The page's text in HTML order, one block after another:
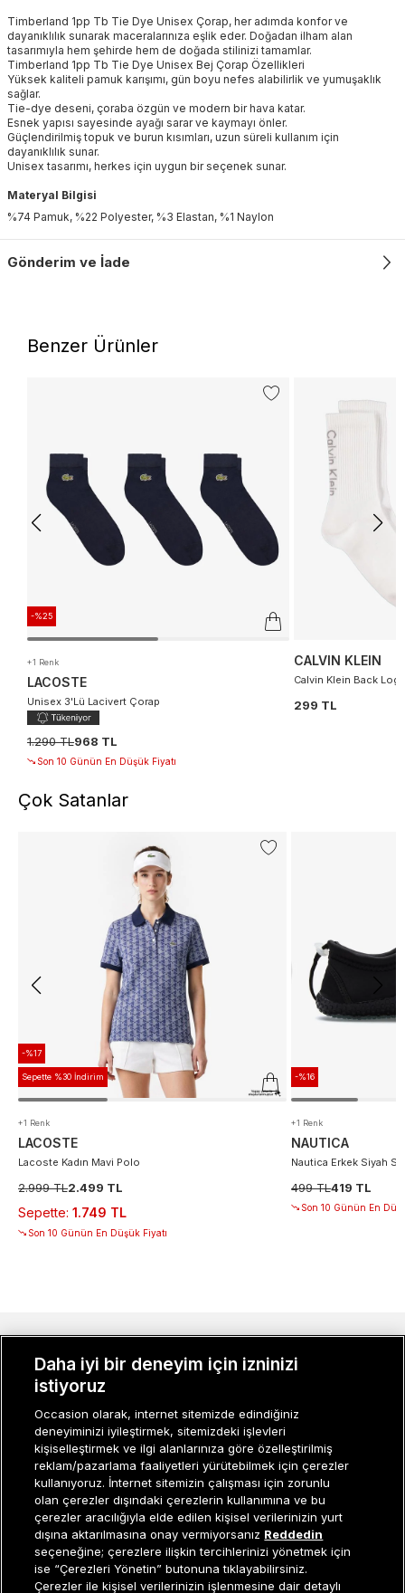
Timberland 1pp Tb Tie Dye Unisex Çorap, her adımda konfor ve
dayanıklılık sunarak maceralarınıza eşlik eder. Doğadan ilham alan
tasarımıyla hem şehirde hem de doğada stilinizi tamamlar.
Timberland 1pp Tb Tie Dye Unisex Bej Çorap Özellikleri
Yüksek kaliteli pamuk karışımı, gün boyu nefes alabilirlik ve yumuşaklık
sağlar.
Tie-dye deseni, çoraba özgün ve modern bir hava katar.
Esnek yapısı sayesinde ayağı sarar ve kaymayı önler.
Güçlendirilmiş topuk ve burun kısımları, uzun süreli kullanım için
dayanıklılık sunar.
Unisex tasarımı, herkes için uygun bir seçenek sunar.
Materyal Bilgisi
%74 Pamuk, %22 Polyester, %3 Elastan, %1 Naylon
Gönderim ve İade
Benzer Ürünler
-%25
+1 Renk
LACOSTE
Unisex 3'Lü Lacivert Çorap
1.290 TL968 TL
Son 10 Günün En Düşük Fiyatı
CALVIN KLEIN
Calvin Klein Back
299 TL
Çok Satanlar
-%17
Sepette %30 İndirim
+1 Renk
LACOSTE
Lacoste Kadın Mavi Polo
2.999 TL2.499 TL
Sepette: 1.749 TL
Son 10 Günün En Düşük Fiyatı
-%16
+1 Renk
NAUTICA
Nautica Erkek Siyah
499 TL419 TL
Son 10 Günün En
Müşteri İlişkileri0 850 800 01 20
KURUMSAL
KADIN KATEGORILER
GRUP MARKALAR
ERKEK KATEGORILER
Daha iyi bir deneyim için izninizi
istiyoruz
Occasion olarak, internet sitemizde edindiğiniz
deneyiminizi iyileştirmek, sitemizdeki işlevleri
kişiselleştirmek ve ilgi alanlarınıza göre özelleştirilmiş
reklam/pazarlama faaliyetleri yürütebilmek için çerezler
kullanıyoruz. İnternet sitemizin çalışması için zorunlu
olan çerezler dışındaki çerezlerin kullanımına ve bu
çerezler aracılığıyla elde edilen kişisel verilerinizin yurt
dışına aktarılmasına onay vermiyorsanız Reddedin
seçeneğine; çerezlere ilişkin tercihlerinizi yönetmek için
ise “Çerezleri Yönetin” butonuna tıklayabilirsiniz.
Çerezler ile kişisel verilerinizin işlenmesine dair detaylı